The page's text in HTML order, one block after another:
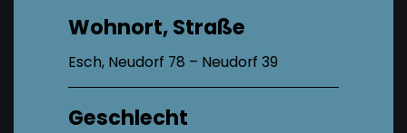
Wohnort, Straße
Esch, Neudorf 78 – Neudorf 39
Geschlecht